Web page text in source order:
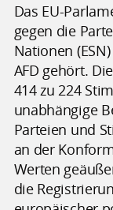
Das EU-
gegen die
Nationen
AFD gehört.
414 zu 224
unabhängige
Parteien und
an der
Werten
die